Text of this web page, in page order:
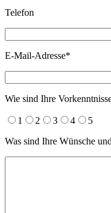
Telefon
E-Mail-Adresse*
Wie sind Ihre
1 2 3 4
5
Was sind Ihre Wünsche